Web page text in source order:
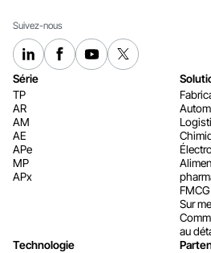
Suivez-nous
Série
TP
AR
AM
AE
APe
MP
APx
FMCG
Sur
au
Technologie